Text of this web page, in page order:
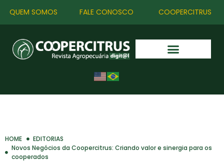
QUEM SOMOS FALE CONOSCO COOPERCITRUS
HOME
EDITORIAS
Novos Negócios da Coopercitrus: Criando valor e sinergia para os
cooperados